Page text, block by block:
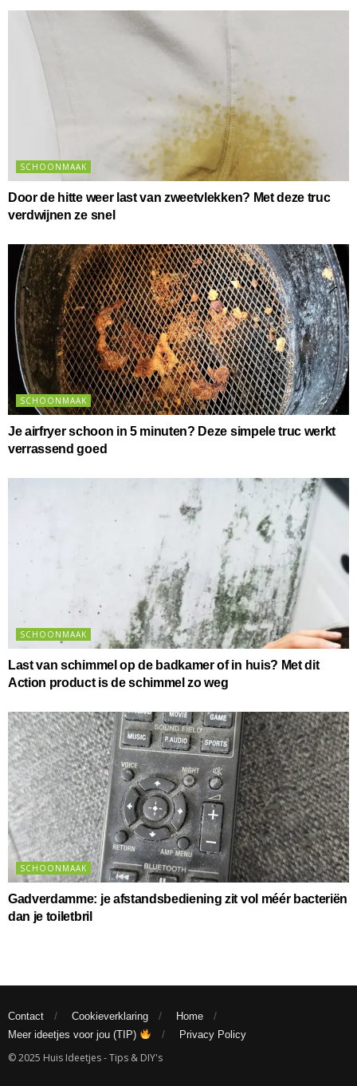
SCHOONMAAK
Door de hitte weer last van zweetvlekken? Met deze truc
verdwijnen ze snel
SCHOONMAAK
Je airfryer schoon in 5 minuten? Deze simpele truc werkt
verrassend goed
SCHOONMAAK
Last van schimmel op de badkamer of in huis? Met dit
Action product is de schimmel zo weg
SCHOONMAAK
Gadverdamme: je afstandsbediening zit vol méér bacteriën
dan je toiletbril
Contact Cookieverklaring
Home
Meer ideetjes voor jou (TIP)
Privacy Policy
© 2025 Huis Ideetjes - Tips & DIY's